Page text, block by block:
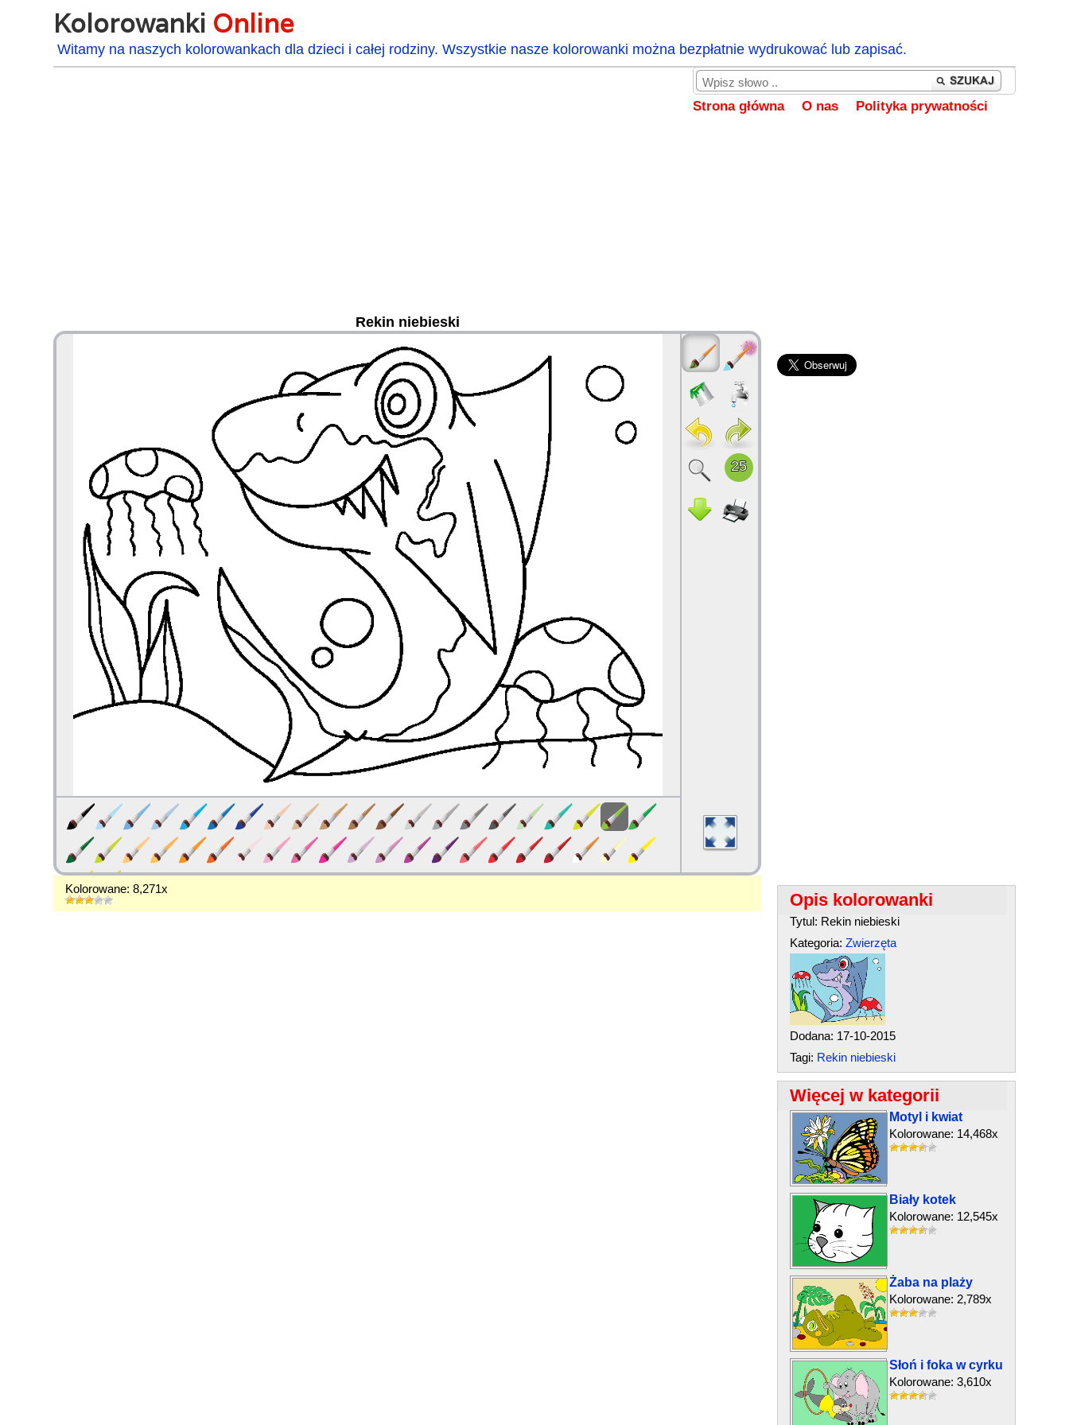
Kolorowanki Online
Witamy na naszych kolorowankach dla dzieci i całej rodziny. Wszystkie nasze kolorowanki można bezpłatnie wydrukować lub zapisać.
Strona główna O nas Polityka prywatności
Rekin niebieski
Kolorowane: 8,271x
Opis kolorowanki
Tytul: Rekin niebieski
Kategoria: Zwierzęta
Dodana: 17-10-2015
Tagi: Rekin niebieski
Więcej w kategorii
Motyl i kwiat
Kolorowane: 14,468x
Biały kotek
Kolorowane: 12,545x
Żaba na plaży
Kolorowane: 2,789x
Słoń i foka w cyrku
Kolorowane: 3,610x